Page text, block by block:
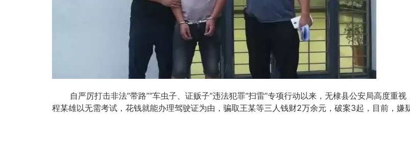
自严厉打击非法“带路”“车虫子、证贩子”违法犯罪“扫雷”专项行动以来，无棣县公安局高度重视
程某雄以无需考试，花钱就能办理驾驶证为由，骗取王某等三人钱财2万余元，破案3起，目前，嫌